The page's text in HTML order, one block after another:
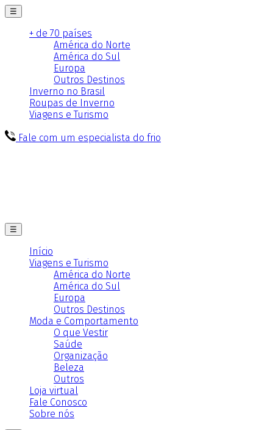
☰
+ de 70 países
América do Norte
América do Sul
Europa
Outros Destinos
Inverno no Brasil
Roupas de Inverno
Viagens e Turismo
Fale com um especialista do frio
☰
Início
Viagens e Turismo
América do Norte
América do Sul
Europa
Outros Destinos
Moda e Comportamento
O que Vestir
Saúde
Organização
Beleza
Outros
Loja virtual
Fale Conosco
Sobre nós